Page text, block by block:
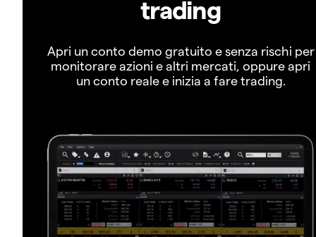
trading
Apri un conto demo gratuito e senza rischi per
monitorare azioni e altri mercati, oppure apri
un conto reale e inizia a fare trading.